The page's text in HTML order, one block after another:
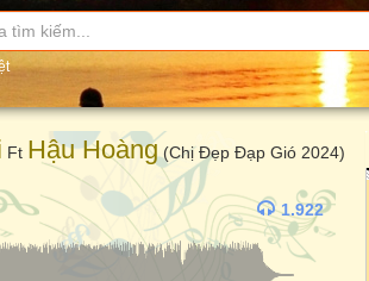
Ft Hậu Hoàng(Chị Đẹp Đạp Gió 2024)
1.922